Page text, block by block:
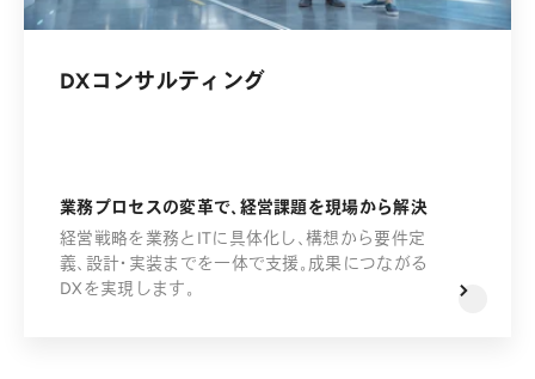
DXコンサルティング
業務プロセスの変革で、経営課題を現場から解決
経営戦略を業務とITに具体化し、構想から要件定
義、設計・実装までを一体で支援。成果につながる
DXを実現します。